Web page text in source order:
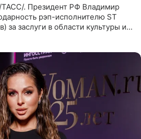
. Президент РФ Владимир
рэп-исполнителю ST
за заслуги в области культуры и